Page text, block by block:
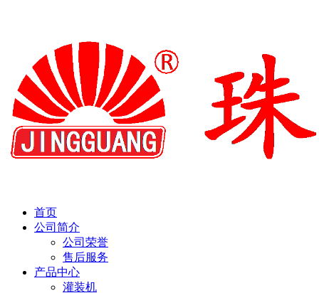
首页
公司简介
公司荣誉
售后服务
产品中心
灌装机